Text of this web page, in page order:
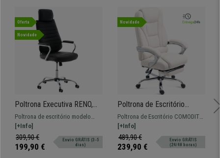
Oferta
Novidade
Poltrona Executiva RENO,
Estrutura Metálica, Forrada
em Pele, Cor Preto
Poltrona de escritório modelo
RENO. Estrutura metálica, com
assento e encosto acolchoados
forrados em pele. Inclui apoia
cabeças
[+Info]
309,90 €
199,90 €
Envio GRÁTIS (3-5
dias)
Novidade
Poltrona de Escritório
COMODITY PANO,
Acolchoado de Alta
Densidade, Apoia Pés
Extensível, Creme
Poltrona de Escritório COMODITY.
Reclinável e com apoia pés
extensível, é a poltrona ideal para
quem busca qualidade e máximo
conforto
[+Info]
489,90 €
239,90 €
Envio GRÁTIS
(24/48 horas)